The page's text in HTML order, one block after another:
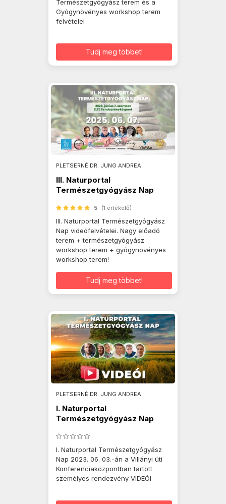
Természetgyógyász terem és a
Gyógynövényes workshop terem
felvételei
Tudj meg többet!
PLETSERNÉ DR. JUNG ANDREA
III. Naturportal
Természetgyógyász Nap
5 (1 értékelő)
III. Naturportal Természetgyógyász
Nap videófelvételei. Nagy előadó
terem + természetgyógyász
workshop terem + gyógynövényes
workshop terem!
Tudj meg többet!
PLETSERNÉ DR. JUNG ANDREA
I. Naturportal
Természetgyógyász Nap
I. Naturportal Természetgyógyász
Nap 2023. 06. 03.-án a Villányi úti
Konferenciaközpontban tartott
személyes rendezvény VIDEÓI